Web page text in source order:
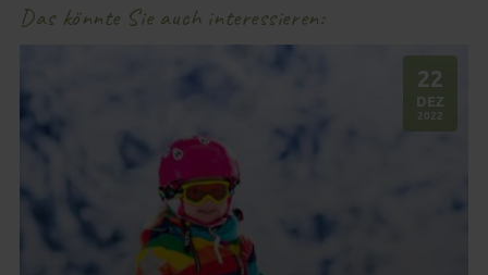
Das könnte Sie auch interessieren
22
DEZ.
2022